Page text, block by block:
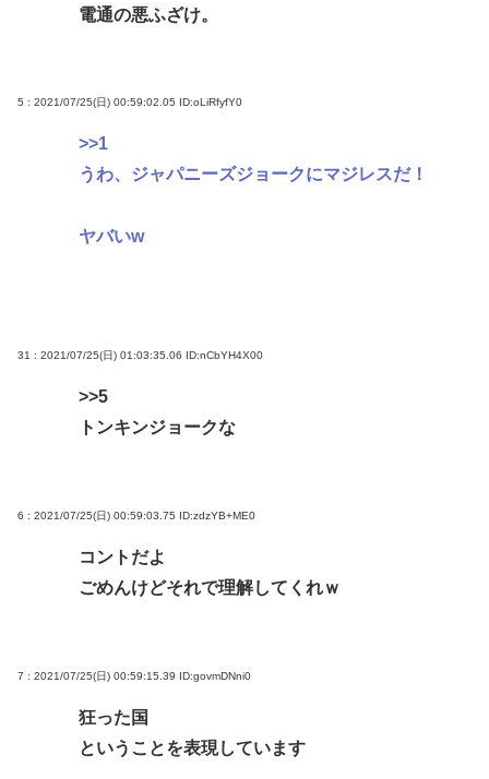
電通の悪ふざけ。
5 : 2021/07/25(日) 00:59:02.05 ID:oLiRfyfY0
>>1
うわ、ジャパニーズジョークにマジレスだ！
ヤバいw
31 : 2021/07/25(日) 01:03:35.06 ID:nCbYH4X00
>>5
トンキンジョークな
6 : 2021/07/25(日) 00:59:03.75 ID:zdzYB+ME0
コントだよ
ごめんけどそれで理解してくれｗ
7 : 2021/07/25(日) 00:59:15.39 ID:govmDNni0
狂った国
ということを表現しています